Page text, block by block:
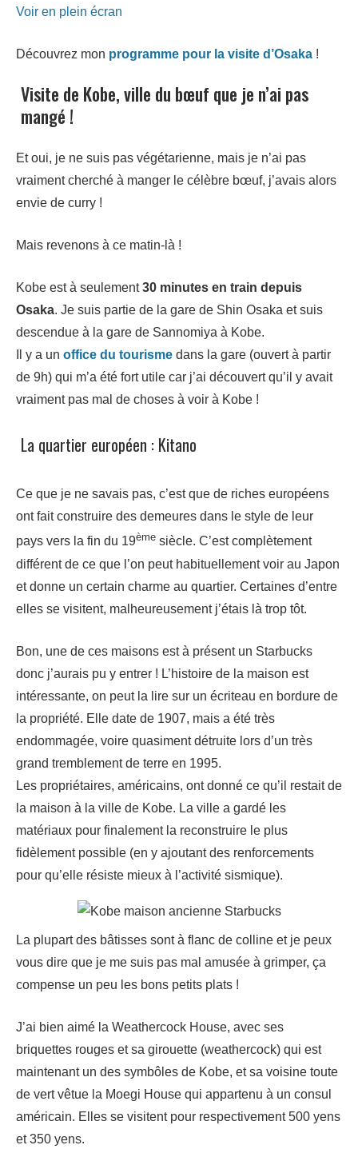
Voir en plein écran
Découvrez mon programme pour la visite d’Osaka !
Visite de Kobe, ville du bœuf que je n’ai pas
mangé !
Et oui, je ne suis pas végétarienne, mais je n’ai pas
vraiment cherché à manger le célèbre bœuf, j’avais alors
envie de curry !
Mais revenons à ce matin-là !
Kobe est à seulement30 minutes en train depuis
Osaka. Je suis partie de la gare de Shin Osaka et suis
descendue à la gare de Sannomiya à Kobe.
Il y a un office du tourisme dans la gare (ouvert à partir
de 9h) qui m’a été fort utile car j’ai découvert qu’il y avait
vraiment pas mal de choses à voir à Kobe !
La quartier européen : Kitano
Ce que je ne savais pas, c’est que de riches européens
ont fait construire des demeures dans le style de leur
pays vers la fin du 19ème siècle. C’est complètement
différent de ce que l’on peut habituellement voir au Japon
et donne un certain charme au quartier. Certaines d’entre
elles se visitent, malheureusement j’étais là trop tôt.
Bon, une de ces maisons est à présent un Starbucks
donc j’aurais pu y entrer ! L’histoire de la maison est
intéressante, on peut la lire sur un écriteau en bordure de
la propriété. Elle date de 1907, mais a été très
endommagée, voire quasiment détruite lors d’un très
grand tremblement de terre en 1995.
Les propriétaires, américains, ont donné ce qu’il restait de
la maison à la ville de Kobe. La ville a gardé les
matériaux pour finalement la reconstruire le plus
fidèlement possible (en y ajoutant des renforcements
pour qu’elle résiste mieux à l’activité sismique).
La plupart des bâtisses sont à flanc de colline et je peux
vous dire que je me suis pas mal amusée à grimper, ça
compense un peu les bons petits plats !
J’ai bien aimé la Weathercock House, avec ses
briquettes rouges et sa girouette (weathercock) qui est
maintenant un des symbôles de Kobe, et sa voisine toute
de vert vêtue la Moegi House qui appartenu à un consul
américain. Elles se visitent pour respectivement 500 yens
et 350 yens.